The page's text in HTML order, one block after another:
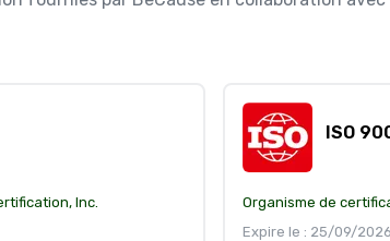
Inc.
ISO
Organisme de
Expire le : 25/09/2026